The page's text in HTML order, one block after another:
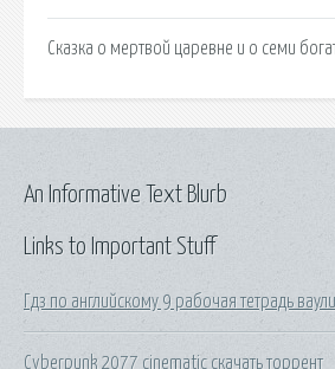
Сказка о мертвой царевне и о семи
Links to Important Stuff
Гдз по английскому 9 рабочая тетрадь
Cyberpunk 2077 cinematic скачать торрент
An Informative Text Blurb